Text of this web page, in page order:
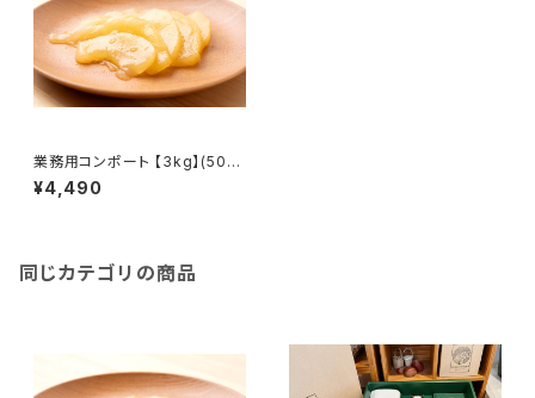
業務用コンポート 【3kg】(500
g*6袋)砂糖・レモン果汁のみ使
用！長野県産#NKC00030
¥4,490
同じカテゴリの商品